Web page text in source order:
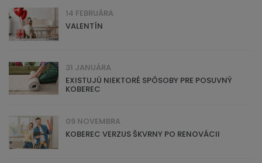
14 FEBRUÁRA
VALENTÍN
31 JANUÁRA
EXISTUJÚ NIEKTORÉ SPÔSOBY PRE POSUVNÝ
KOBEREC
09 NOVEMBRA
KOBEREC VERZUS ŠKVRNY PO RENOVÁCII